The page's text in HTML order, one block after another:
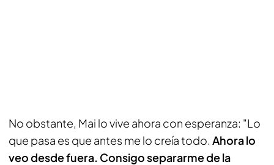
No obstante, Mai lo vive ahora con esperanza: "Lo
que pasa es que antes me lo creía todo. Ahora lo
veo desde fuera. Consigo separarme de la